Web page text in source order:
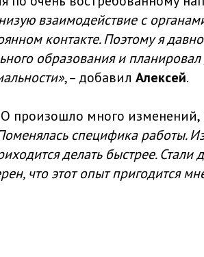
взаимодействие с
контакте. Поэтому я
образования и
, – добавил Алексей.
произошло много изменений,
специфика работы.
делать быстрее. Стали
что этот опыт пригодится